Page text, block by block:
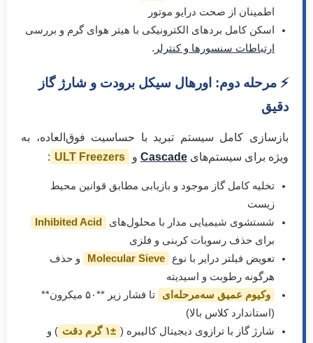
اطمینان از صحت درایو موتور
اسکن کامل بردهای الکترونیکی با هیتر هوای گرم و بررسی
ارتباطات سنسورها و کنترلر .
⚡ مرحله دوم: اورهال سیکل برودت و شارژ گاز
دقیق
بازسازی کامل سیستم تبرید با حساسیت فوق‌العاده، به
ویژه برای سیستم‌های Cascade و ULT Freezers
:
تخلیه کامل گاز موجود و بازیابی مطابق قوانین محیط
زیست
شستشوی شیمیایی مدار با محلول‌های
Inhibited Acid
برای حذف رسوبات کربنی و فلزی
تعویض فیلتر درایر با نوع
Molecular Sieve
و حذف
هرگونه رطوبت و اسیدیته
وکیوم عمیق سه‌مرحله‌ای
تا فشار زیر **۵۰ میکرون**
(استاندارد کلاس بالا)
شارژ گاز با ترازوی دیجیتال کالیبره ( ±۱ گرم دقت
) و